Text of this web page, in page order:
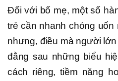
Đối với bố mẹ, một số
trẻ cần nhanh chóng uốn
nhưng, điều mà người
đằng sau những biểu
cách riêng, tiềm năng